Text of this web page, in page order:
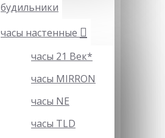
будильники
часы настенные
часы 21 Век*
часы MIRRON
часы NE
часы TLD